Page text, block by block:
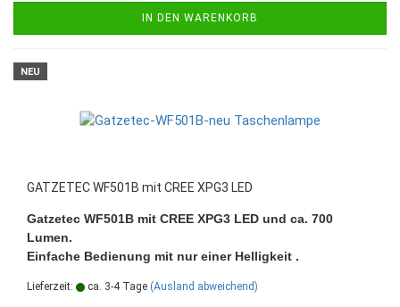
IN DEN WARENKORB
NEU
GATZETEC WF501B mit CREE XPG3 LED
Gatzetec WF501B mit CREE XPG3 LED und ca. 700
Lumen.
Einfache Bedienung mit nur einer Helligkeit .
Lieferzeit: ca. 3-4 Tage (Ausland abweichend)